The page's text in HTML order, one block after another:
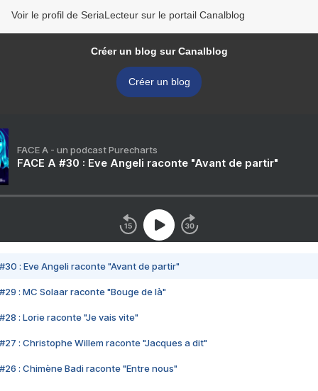
Voir le profil de SeriaLecteur sur le portail Canalblog
Créer un blog sur Canalblog
Créer un blog
FACE A - un podcast Purecharts
FACE A #30 : Eve Angeli raconte "Avant de partir"
#30 : Eve Angeli raconte "Avant de partir"
#29 : MC Solaar raconte "Bouge de là"
#28 : Lorie raconte "Je vais vite"
#27 : Christophe Willem raconte "Jacques a dit"
#26 : Chimène Badi raconte "Entre nous"